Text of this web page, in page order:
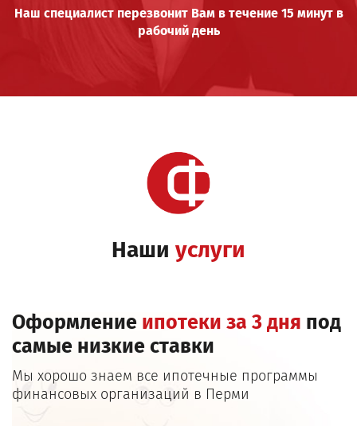
Наш специалист перезвонит Вам в течение 15 минут в
рабочий день
Наши услуги
Оформлениеипотеки за 3 дня под
самые низкие ставки
Мы хорошо знаем все ипотечные программы
финансовых организаций в Перми